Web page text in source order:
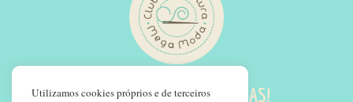
SIGA NOSSAS REDES SOCIAS!
Utilizamos cookies próprios e de terceiros